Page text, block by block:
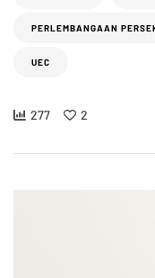
PERLEMBANGAAN
UEC
277 2